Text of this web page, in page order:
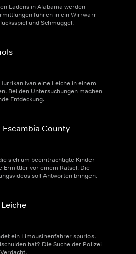
Ladens in Alabama werden
führen in ein Wirrwarr
und Schmuggel.
Ivan eine Leiche in einem
Bei den Untersuchungen machen
Entdeckung.
County
sich um beeinträchtigte Kinder
Ermittler vor einem Rätsel. Die
soll Antworten bringen.
ein Limousinenfahrer spurlos.
hat? Die Suche der Polizei